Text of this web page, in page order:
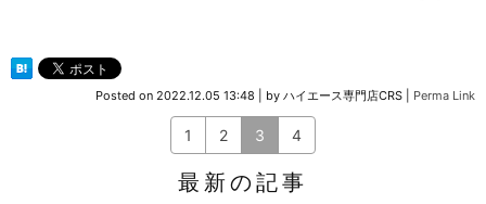
Posted on 2022.12.05 13:48 by ハイエース専門店CRS Perma Link
1 2 3 4
最新の記事